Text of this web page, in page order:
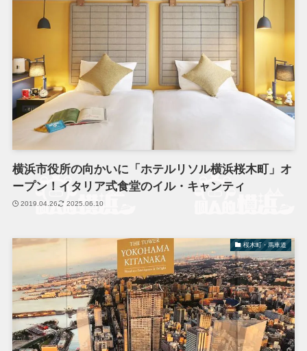
横浜市役所の向かいに「ホテルリソル横浜桜木町」オ
ープン！イタリア式食堂のイル・キャンティ
2019.04.26 2025.06.10
桜木町・馬車道